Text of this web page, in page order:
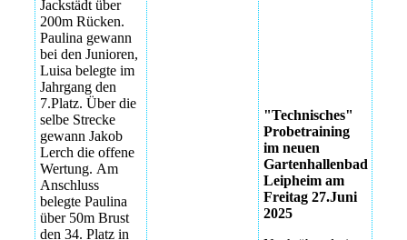
Jackstädt über
200m Rücken.
Paulina gewann
bei den Junioren,
Luisa belegte im
Jahrgang den
7.Platz. Über die
selbe Strecke
gewann Jakob
Lerch die offene
Wertung. Am
Anschluss
belegte Paulina
über 50m Brust
den 34. Platz in
"Technisches"
Probetraining
im neuen
Gartenhallenbad
Leipheim am
Freitag 27.Juni
2025